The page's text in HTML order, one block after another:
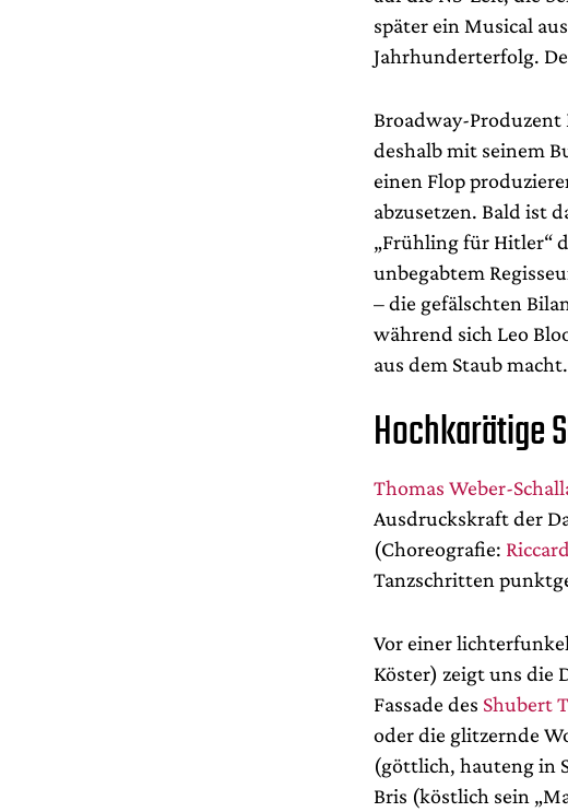
später ein Musical
Jahrhunderterfolg.
Broadway-
deshalb mit seinem
einen Flop
abzusetzen. Bald ist
„Frühling für Hitler“
unbegabtem
– die gefälschten
während sich Leo
aus dem Staub macht.
Hochkarätige
Thomas Weber-
Ausdruckskraft der
(Choreografie:
Tanzschritten
Vor einer
Köster) zeigt uns die
Fassade des Shubert
oder die glitzernde
(göttlich, hauteng in
Bris (köstlich sein